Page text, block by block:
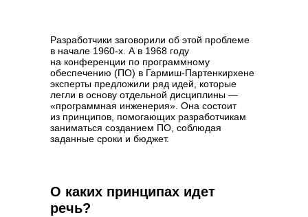
О каких принципах идет
речь?
Разработчики заговорили об этой проблеме
в начале 1960-х. А в 1968 году
на конференции по программному
обеспечению (ПО) в Гармиш-Партенкирхене
эксперты предложили ряд идей, которые
легли в основу отдельной дисциплины —
«программная инженерия». Она состоит
из принципов, помогающих разработчикам
заниматься созданием ПО, соблюдая
заданные сроки и бюджет.